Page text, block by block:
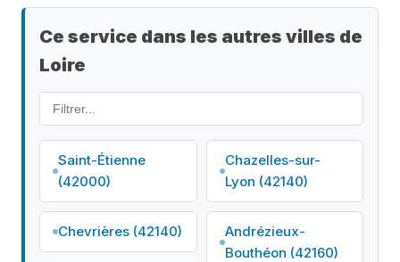
Ce service dans les autres villes de
Loire
Saint-Étienne
(42000)
Chazelles-sur-
Lyon (42140)
Chevrières (42140)
Andrézieux-
Bouthéon (42160)